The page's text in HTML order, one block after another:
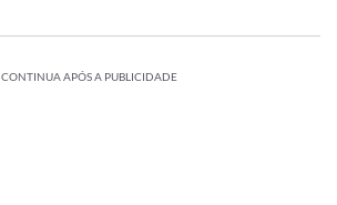
CONTINUA APÓS A PUBLICIDADE